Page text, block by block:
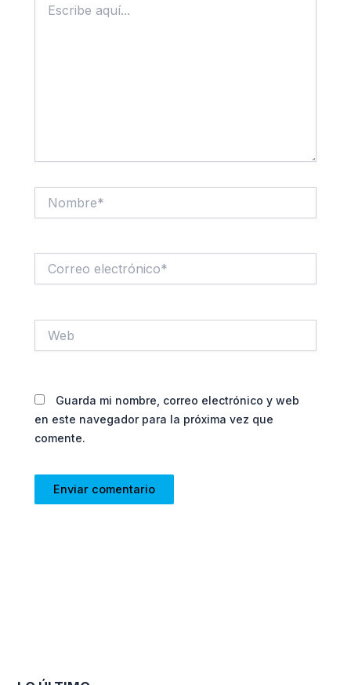
aquí...
electrónico*
Guarda mi nombre, correo electrónico y web
en este navegador para la próxima vez que
comente.